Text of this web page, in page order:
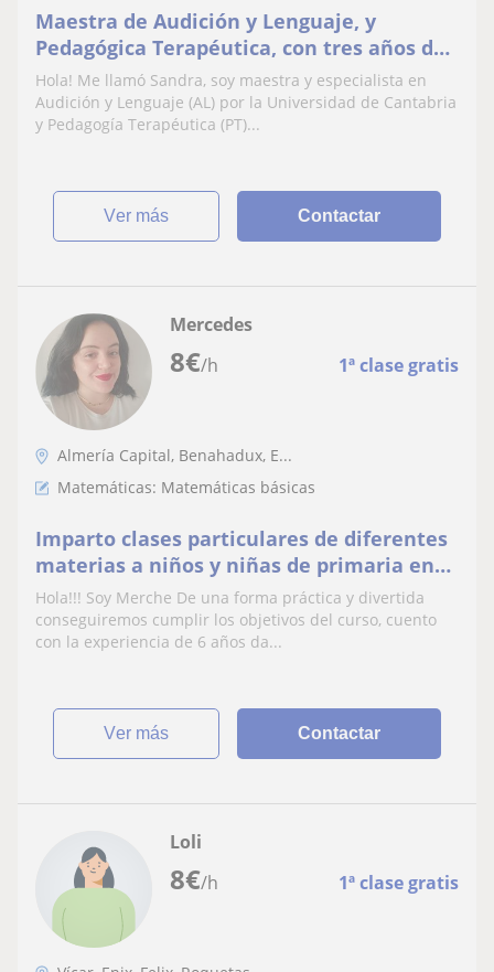
Maestra de Audición y Lenguaje, y
Pedagógica Terapéutica, con tres años de
experiencia en Atención Temprana
Hola! Me llamó Sandra, soy maestra y especialista en
Audición y Lenguaje (AL) por la Universidad de Cantabria
y Pedagogía Terapéutica (PT)...
ver más Contactar
8€/h 1ª clase gratis
Mercedes
Almería Capital, Benahadux, E...
Matemáticas: Matemáticas básicas
Imparto clases particulares de diferentes
materias a niños y niñas de primaria en
función de sus necesidades
Hola!!! Soy Merche De una forma práctica y divertida
conseguiremos cumplir los objetivos del curso, cuento
con la experiencia de 6 años da...
ver más Contactar
8€/h 1ª clase gratis
Loli